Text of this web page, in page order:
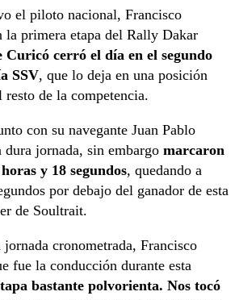
el piloto nacional, Francisco
la primera etapa del Rally Dakar
cerró el día en el segundo
SSV, que lo deja en una posición
resto de la competencia.
con su navegante Juan Pablo
jornada, sin embargo marcaron
y 18 segundos, quedando a
por debajo del ganador de esta
de Soultrait.
cronometrada, Francisco
fue la conducción durante esta
bastante polvorienta. Nos tocó